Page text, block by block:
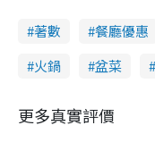
著數 餐廳優惠
火鍋
盆菜
更多真實評價